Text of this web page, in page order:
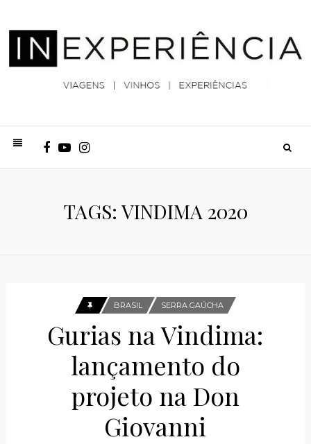
TAGS: VINDIMA 2020
BRASIL SERRA GAÚCHA
Gurias na Vindima:
lançamento do
projeto na Don
Giovanni